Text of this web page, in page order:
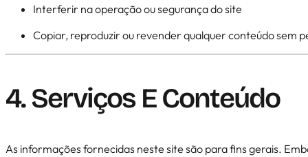
Interferir na operação ou segurança do site
Copiar, reproduzir ou revender qualquer conteúdo sem
4. Serviços E Conteúdo
As informações fornecidas neste site são para fins gerais.